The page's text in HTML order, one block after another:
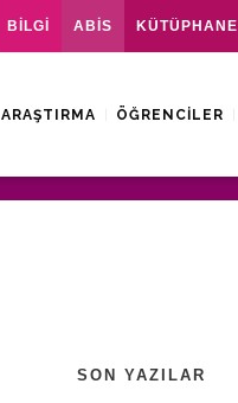
BİLGİ ABİS KÜTÜPHANE
ARAŞTIRMA ÖĞRENCILER
SON YAZILAR